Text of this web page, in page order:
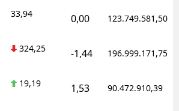
33,94 0,00 123.749.581,50
324,25 -1,44 196.999.171,75
19,19 1,53 90.472.910,39